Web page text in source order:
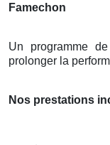
Famechon
Un programme
prolonger la
Nos prestations